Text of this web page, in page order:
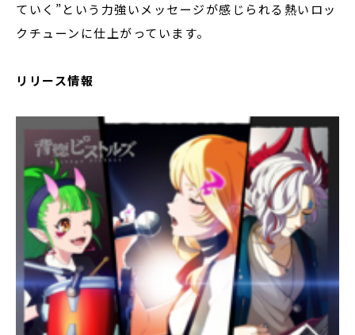
ていく”という力強いメッセージが感じられる熱いロッ
クチューンに仕上がっています。
リリース情報